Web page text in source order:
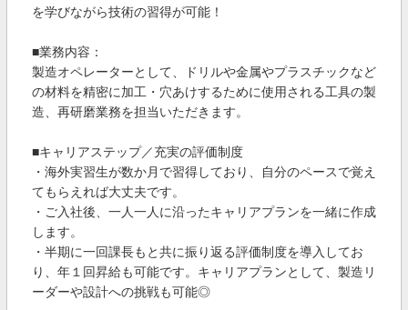
を学びながら技術の習得が可能！
■業務内容：
製造オペレーターとして、ドリルや金属やプラスチックなど
の材料を精密に加工・穴あけするために使用される工具の製
造、再研磨業務を担当いただきます。
■キャリアステップ／充実の評価制度
・海外実習生が数か月で習得しており、自分のペースで覚え
てもらえれば大丈夫です。
・ご入社後、一人一人に沿ったキャリアプランを一緒に作成
します。
・半期に一回課長もと共に振り返る評価制度を導入してお
り、年１回昇給も可能です。キャリアプランとして、製造リ
ーダーや設計への挑戦も可能◎